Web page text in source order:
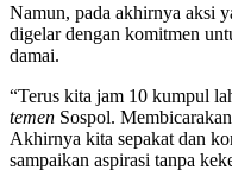
Namun, pada akhirnya aksi
digelar dengan komitmen
damai.
“Terus kita jam 10 kumpul
temen Sospol.
Akhirnya kita sepakat dan
sampaikan aspirasi tanpa